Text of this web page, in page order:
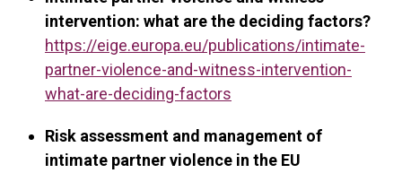
intervention: what are the deciding factors?
https://eige.europa.eu/publications/intimate-
partner-violence-and-witness-intervention-
what-are-deciding-factors
Risk assessment and management of
intimate partner violence in the EU